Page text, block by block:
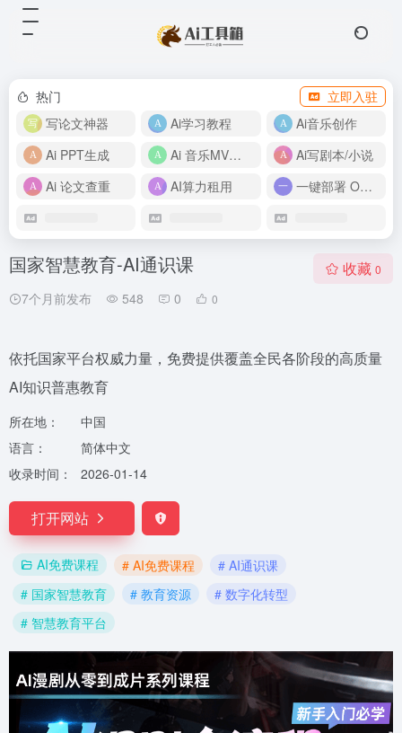
热门
立即入驻
写论文神器
Ai学习教程
Ai音乐创作
Ai PPT生成
Ai 音乐MV制作
Ai写剧本/小说
Ai 论文查重
AI算力租用 一键部署 OpenClaw
国家智慧教育-AI通识课
7个月前发布 548 0 0
收藏 0
依托国家平台权威力量，免费提供覆盖全民各阶段的高质量
AI知识普惠教育
所在地：
中国
语言：
简体中文
收录时间：
2026-01-14
打开网站
AI免费课程 # AI免费课程
# AI通识课
# 国家智慧教育
# 教育资源
# 数字化转型
# 智慧教育平台